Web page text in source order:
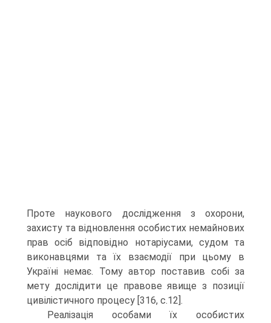
Проте наукового дослідження з охорони,
захисту та відновлення особистих немайнових
прав осіб відповідно нотаріусами, судом та
виконавцями та їх взаємодії при цьому в
Україні немає. Тому автор поставив собі за
мету дослідити це правове явище з позиції
цивілістичного процесу [316, c.12].
Реалізація особами їх особистих